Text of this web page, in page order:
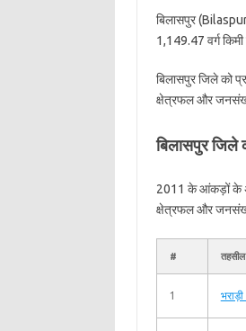
बिलासपुर
1,149.47 वर्ग
बिलासपुर जिले को
क्षेत्रफल और
बिलासपुर
2011 के आंकड़ों के
क्षेत्रफल और
# तहसील
1